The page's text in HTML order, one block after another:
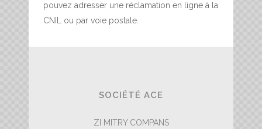
pouvez adresser une réclamation en ligne à la
CNIL ou par voie postale.
SOCIÉTÉ ACE
ZI MITRY COMPANS